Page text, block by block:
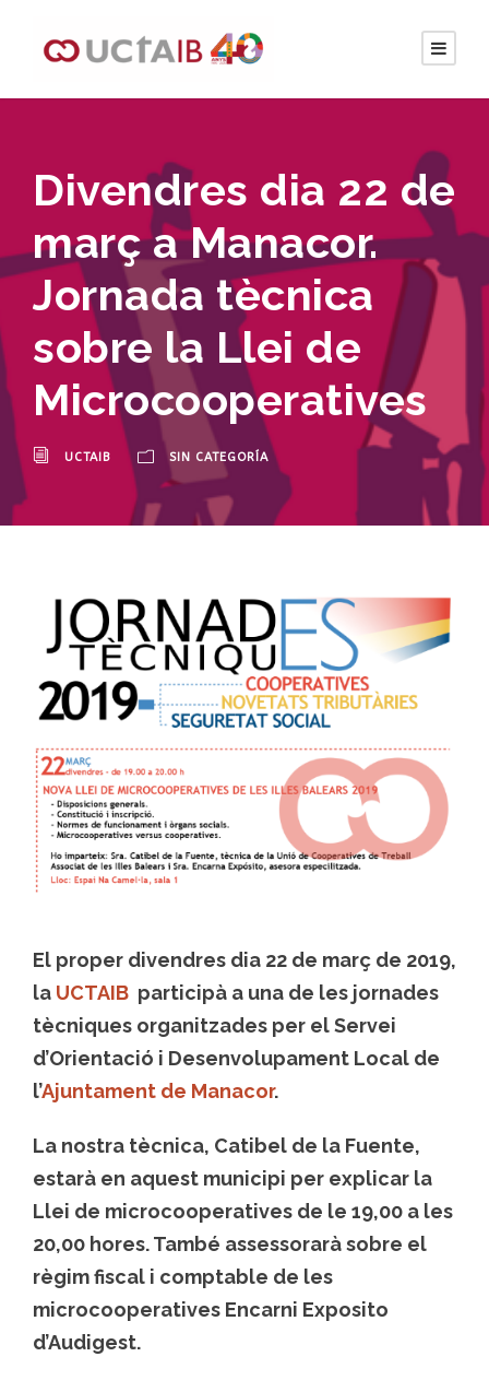
Divendres dia 22 de
març a Manacor.
Jornada tècnica
sobre la Llei de
Microcooperatives
UCTAIB SIN CATEGORÍA
El proper divendres dia 22 de març de 2019,
la UCTAIB participà a una de les jornades
tècniques organitzades per el Servei
d’Orientació i Desenvolupament Local de
l’Ajuntament de Manacor.
La nostra tècnica, Catibel de la Fuente,
estarà en aquest municipi per explicar la
Llei de microcooperatives de le 19,00 a les
20,00 hores. També assessorarà sobre el
règim fiscal i comptable de les
microcooperatives Encarni Exposito
d’Audigest.